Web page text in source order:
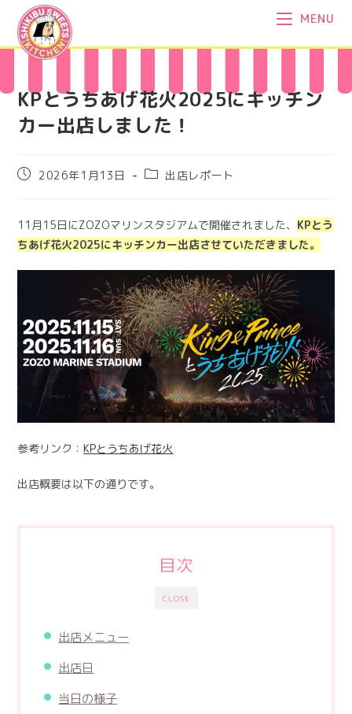
テ
ツ
MENU
KPとうちあげ花火2025にキッチン
カー出店しました！
投
開
日:
2026年1月13日
投
テ
ゴ
リ
出店レポート
11月15日にZOZOマリンスタジアムで開催されました、 KPとう
ちあげ花火2025にキッチンカー出店させていただきました。
参考リンク：KPとうちあげ花火
出店概要は以下の通りです。
CLOSE
目次
出店メニュー
出店日
当日の様子